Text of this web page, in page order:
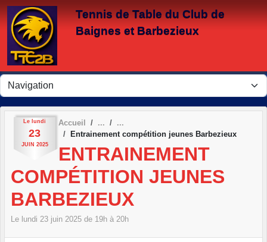
Tennis de Table du Club de
Baignes et Barbezieux
Le lundi
23
JUIN 2025
Accueil
Entrainement compétition jeunes Barbezieux
ENTRAINEMENT
COMPÉTITION JEUNES
BARBEZIEUX
Le lundi 23 juin 2025 de 19h à 20h
Panneau de gestion des cookies